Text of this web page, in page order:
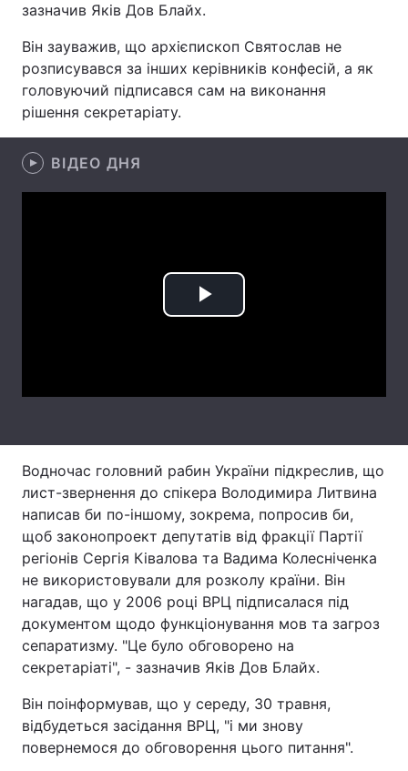
Головна Війна
Україна Політика
Економіка
Відео з Youtube Статті
Інтерв'ю Думки
Архів Вакансії
Контакти
Послуги
зазначив Яків Дов Блайх.
Він зауважив, що архієпископ Святослав не
розписувався за інших керівників конфесій, а як
головуючий підписався сам на виконання
рішення секретаріату.
ВІДЕО ДНЯ
Play
Водночас головний рабин України підкреслив, що
лист-звернення до спікера Володимира Литвина
написав би по-іншому, зокрема, попросив би,
щоб законопроект депутатів від фракції Партії
регіонів Сергія Ківалова та Вадима Колесніченка
не використовували для розколу країни. Він
нагадав, що у 2006 році ВРЦ підписалася під
документом щодо функціонування мов та загроз
сепаратизму. "Це було обговорено на
секретаріаті", - зазначив Яків Дов Блайх.
Він поінформував, що у середу, 30 травня,
відбудеться засідання ВРЦ, "і ми знову
повернемося до обговорення цього питання".